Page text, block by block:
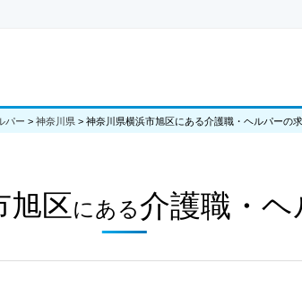
パー > 神奈川県 > 神奈川県横浜市旭区にある介護職・ヘルパーの求
旭区にある介護職・ヘ